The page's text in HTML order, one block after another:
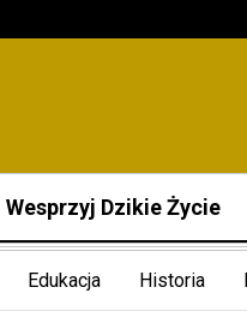
Wesprzyj Dzikie Życie
Edukacja Historia